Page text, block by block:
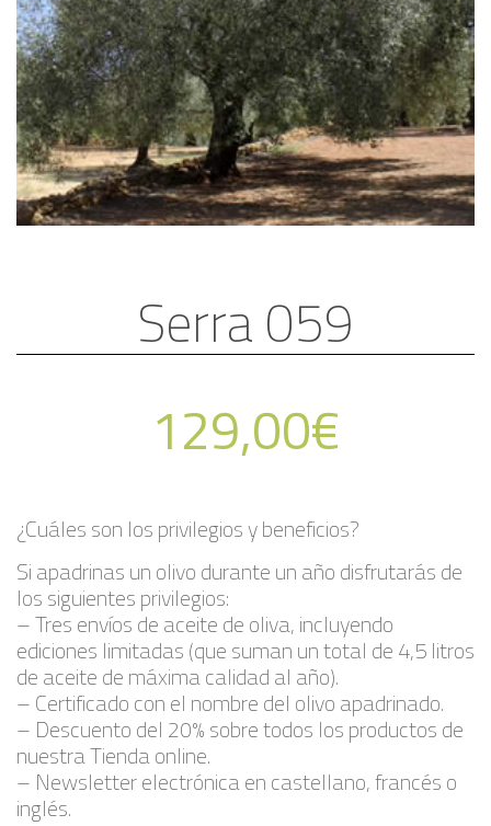
Serra 059
129,00€
¿Cuáles son los privilegios y beneficios?
Si apadrinas un olivo durante un año disfrutarás de
los siguientes privilegios:
– Tres envíos de aceite de oliva, incluyendo
ediciones limitadas (que suman un total de 4,5 litros
de aceite de máxima calidad al año).
– Certificado con el nombre del olivo apadrinado.
– Descuento del 20% sobre todos los productos de
nuestra Tienda online.
– Newsletter electrónica en castellano, francés o
inglés.